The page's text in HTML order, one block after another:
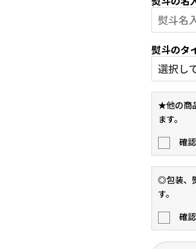
熨斗のタ
★他の商
ます。
確
◎包装、
す。
確